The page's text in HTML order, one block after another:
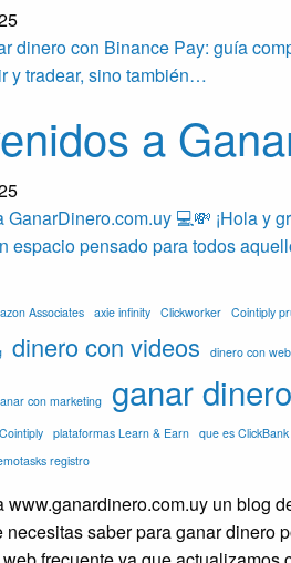
dinero con Binance Pay: guía
y tradear, sino también…
a
GanarDinero.com.uy 💻💸 ¡Hola y
espacio pensado para todos
Associates axie infinity Clickworker Cointiply
dinero con videos dinero con
con marketing ganar dinero
plataformas Learn & Earn que es ClickBank
registro
www.ganardinero.com.uy un blog
saber para ganar dinero